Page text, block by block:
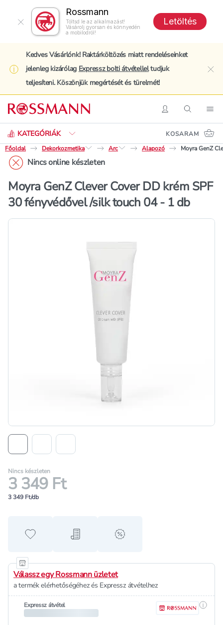
Rossmann
Töltsd le az alkalmazást!
Vásárolj gyorsan és könnyedén
a mobilodról!
Letöltés
Kedves Vásárlónk! Raktárköltözés miatt rendeléseinket
jelenleg kizárólag Expressz bolti átvételleltudjuk
teljesíteni. Köszönjük megértését és türelmét!
BelépésKeresés
KATEGÓRIÁK
Keresés
KOSARAM
Főoldal
Dekorkozmetika Arc Alapozó Moyra GenZ
Nincs online készleten
Moyra GenZ Clever Cover DD krém SPF
30 fényvédővel /silk touch 04 - 1 db
Nincs készleten
3 349 Ft
3 349 Ft/db
Hozzáadás a kedvencekhez
Hozzáadás a bevásárló listához
alert when on sale
Válassz egy Rossmann üzletet
a termék elérhetőségéhez és Expressz átvételhez
Expressz átvétel